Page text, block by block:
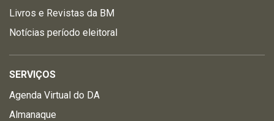
Livros e Revistas da BM
Notícias período eleitoral
SERVIÇOS
Agenda Virtual do DA
Almanaque